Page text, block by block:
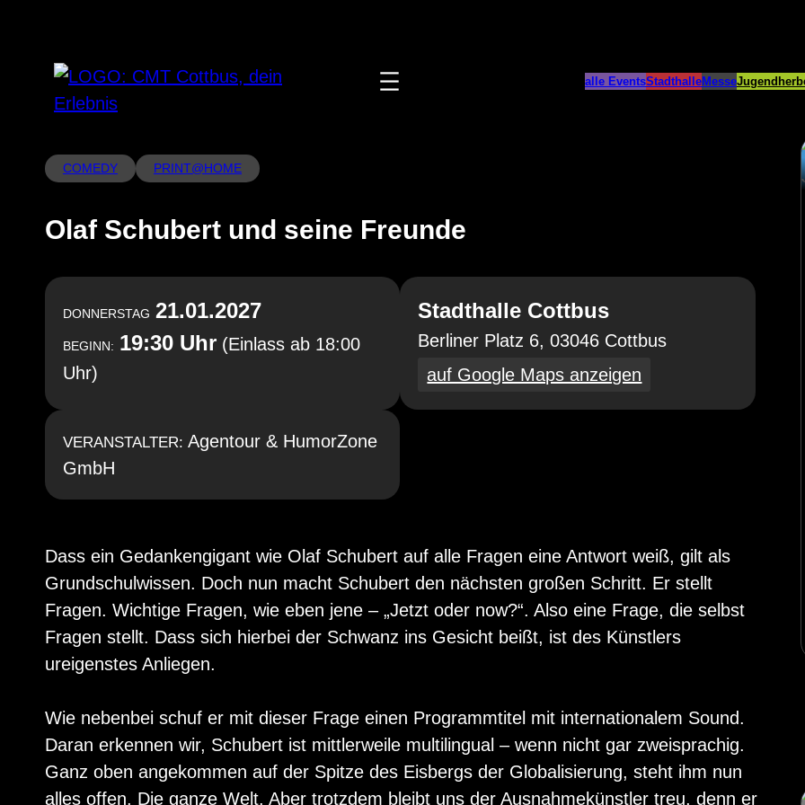
springen
alle EventsStadthalleMesse
COMEDY PRINT@HOME
Olaf Schubert und seine Freunde
DONNERSTAG 21.01.2027
BEGINN: 19:30 Uhr (Einlass ab 18:00
Uhr)
Stadthalle Cottbus
Berliner Platz 6, 03046 Cottbus
auf Google Maps anzeigen
VERANSTALTER: Agentour & HumorZone
GmbH
Dass ein Gedankengigant wie Olaf Schubert auf alle Fragen eine Antwort weiß, gilt als
Grundschulwissen. Doch nun macht Schubert den nächsten großen Schritt. Er stellt
Fragen. Wichtige Fragen, wie eben jene – „Jetzt oder now?“. Also eine Frage, die selbst
Fragen stellt. Dass sich hierbei der Schwanz ins Gesicht beißt, ist des Künstlers
ureigenstes Anliegen.
Wie nebenbei schuf er mit dieser Frage einen Programmtitel mit internationalem Sound.
Daran erkennen wir, Schubert ist mittlerweile multilingual – wenn nicht gar zweisprachig.
Ganz oben angekommen auf der Spitze des Eisbergs der Globalisierung, steht ihm nun
alles offen. Die ganze Welt. Aber trotzdem bleibt uns der Ausnahmekünstler treu, denn er